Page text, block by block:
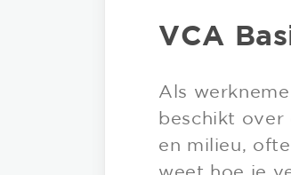
VCA
Als
beschikt over
en milieu,